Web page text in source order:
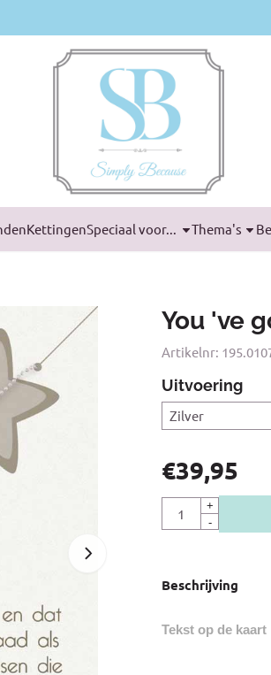
KettingenSpeciaal voor... Thema's
You 've
Artikelnr:
Uitvoering
€39,95
+
-
Beschrijving
Tekst op de kaart